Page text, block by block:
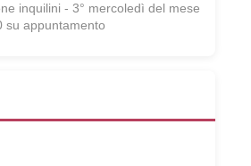
inquilini - 3° mercoledì del mese
su appuntamento